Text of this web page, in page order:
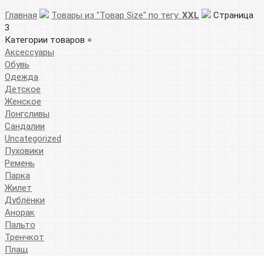
Главная Товары из "Товар Size" по тегу: XXL
Страница
3
Категории товаров =
Аксессуары
Обувь
Одежда
Детское
Женское
Лонгсливы
Сандалии
Uncategorized
Пуховики
Ремень
Парка
Жилет
Дублёнки
Анорак
Пальто
Тренчкот
Плащ